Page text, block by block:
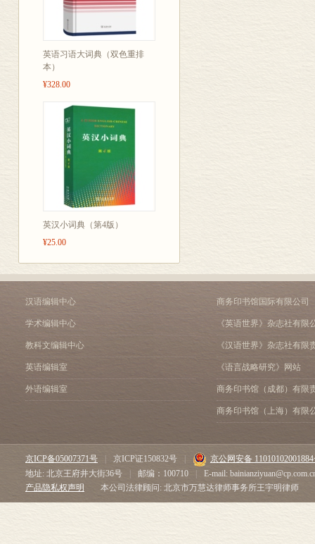
英语习语大词典（双色重排
本）
¥328.00
英汉小词典（第4版）
¥25.00
汉语编辑中心
学术编辑中心
教科文编辑中心
英语编辑室
外语编辑室
商务印书馆国际有限公司
《英语世界》杂志社有限
《汉语世界》杂志社有限
《语言战略研究》网站
商务印书馆（成都）有限
商务印书馆（上海）有限
京ICP备05007371号 京ICP证150832号
京公网安备
地址: 北京王府井大街36号
邮编：100710
E-mail:
产品隐私权声明
本公司法律顾问: 北京市万慧达律师事务所王宇明律师